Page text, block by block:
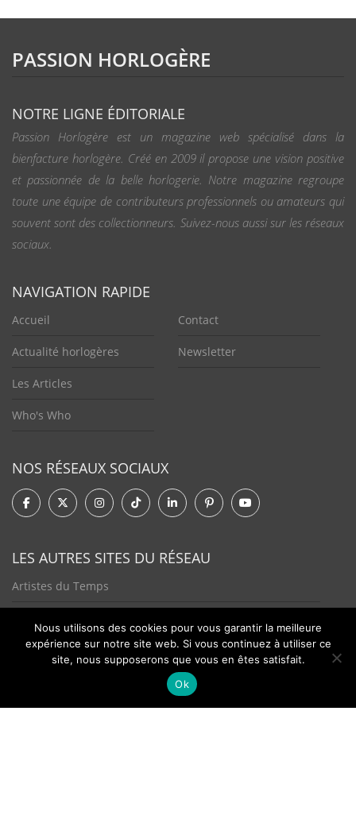
PASSION HORLOGÈRE
NOTRE LIGNE ÉDITORIALE
Passion Horlogère est un magazine web spécialisé dans la
bienfacture horlogère. Créé en 2009 il propose une vision positive
et passionnée de la belle horlogerie. Notre magazine regroupe
toute une équipe de contributeurs professionnels ou amateurs qui
souvent sont des collectionneurs. Suivez-nous aussi sur les réseaux
sociaux.
NAVIGATION RAPIDE
Accueil
Actualité horlogères
Les Articles
Who's Who
Contact
Newsletter
NOS RÉSEAUX SOCIAUX
LES AUTRES SITES DU RÉSEAU
Artistes du Temps
Nous utilisons des cookies pour vous garantir la meilleure
expérience sur notre site web. Si vous continuez à utiliser ce
site, nous supposerons que vous en êtes satisfait.
Ok